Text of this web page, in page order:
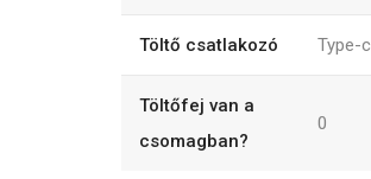
Töltő csatlakozó Type-c
Töltőfej van a
csomagban?
0